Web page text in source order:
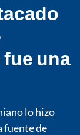
una
lo hizo
fuente de